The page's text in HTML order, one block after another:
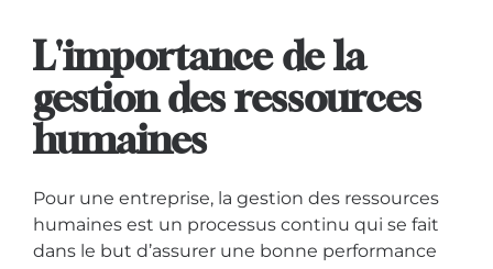
L'importance de la
gestion des ressources
humaines
Pour une entreprise, la gestion des ressources
humaines est un processus continu qui se fait
dans le but d’assurer une bonne performance